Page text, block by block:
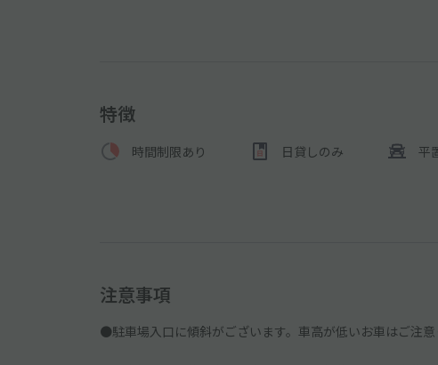
特徴
時間制限あり 日貸しのみ 平
注意事項
●駐車場入口に傾斜がございます。車高が低いお車はご注意